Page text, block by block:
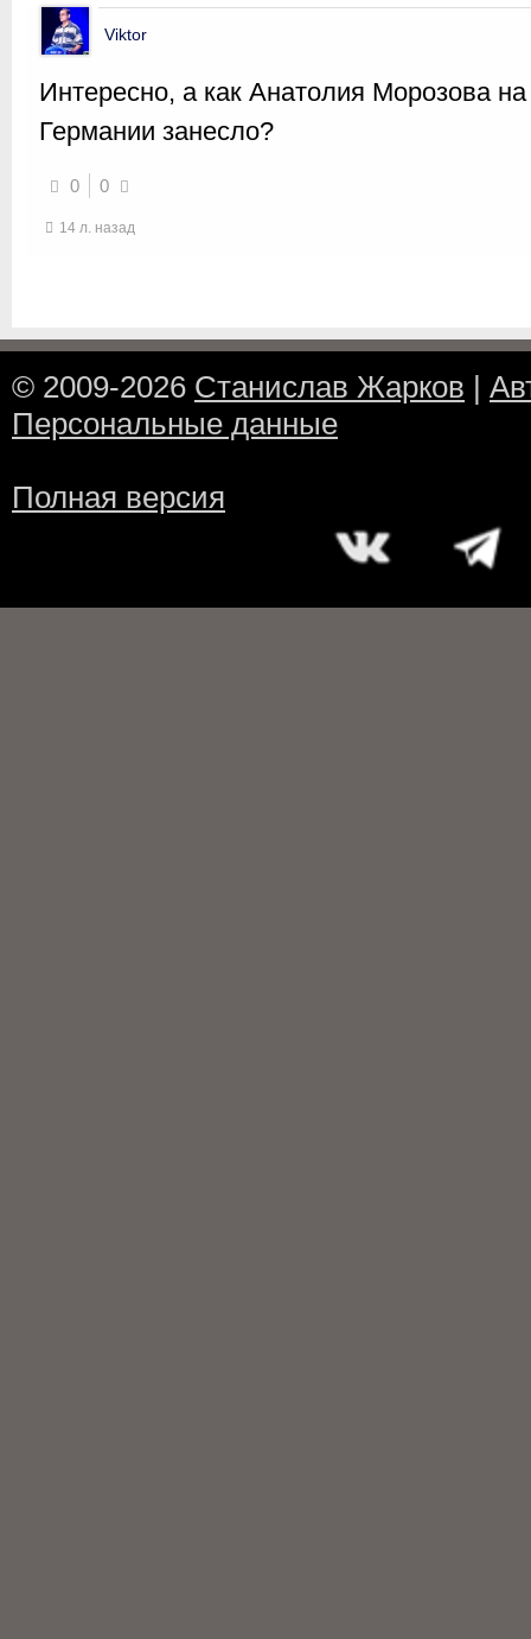
Viktor
Интересно, а как Анатолия Морозова
Германии занесло?
0 0
14 л. назад
© 2009-2026 Станислав Жарков |
Персональные данные
Полная версия